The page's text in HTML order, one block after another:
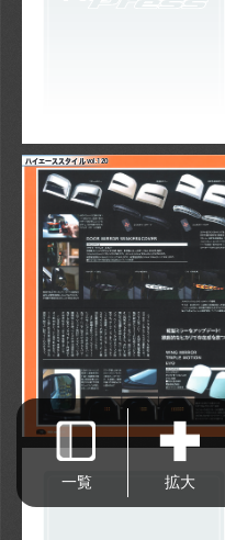
ハイエーススタイル vol.120
一覧 拡大